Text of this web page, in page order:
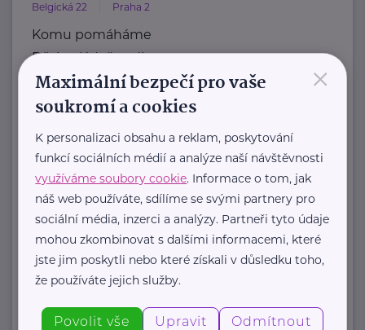
Belgická 22 Praha 2
Komu pomáháme
Děti, mládež, rodiny
Lidé se znevýhodněním
Senioři
Lidé v nouzi
Jiná pomoc
Naše služby
Diakonie ČCE je ...
https://diakonie.cz/
+420 242 487 812
×
Maximální bezpečí pro vaše
soukromí a cookies
K personalizaci obsahu a reklam, poskytování
funkcí sociálních médií a analýze naší návštěvnosti
využíváme soubory cookie. Informace o tom, jak
náš web používáte, sdílíme se svými partnery pro
sociální média, inzerci a analýzy. Partneři tyto údaje
mohou zkombinovat s dalšími informacemi, které
jste jim poskytli nebo které získali v důsledku toho,
že používáte jejich služby.
Povolit vše Upravit Odmítnout